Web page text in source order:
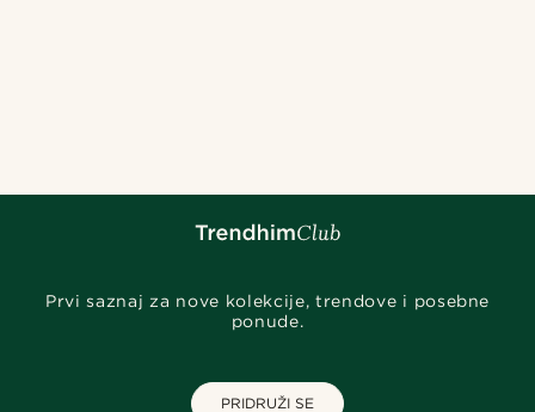
Prvi saznaj za nove kolekcije, trendove i posebne
ponude.
PRIDRUŽI SE